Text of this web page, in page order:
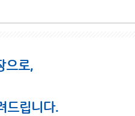
으로,
드립니다.